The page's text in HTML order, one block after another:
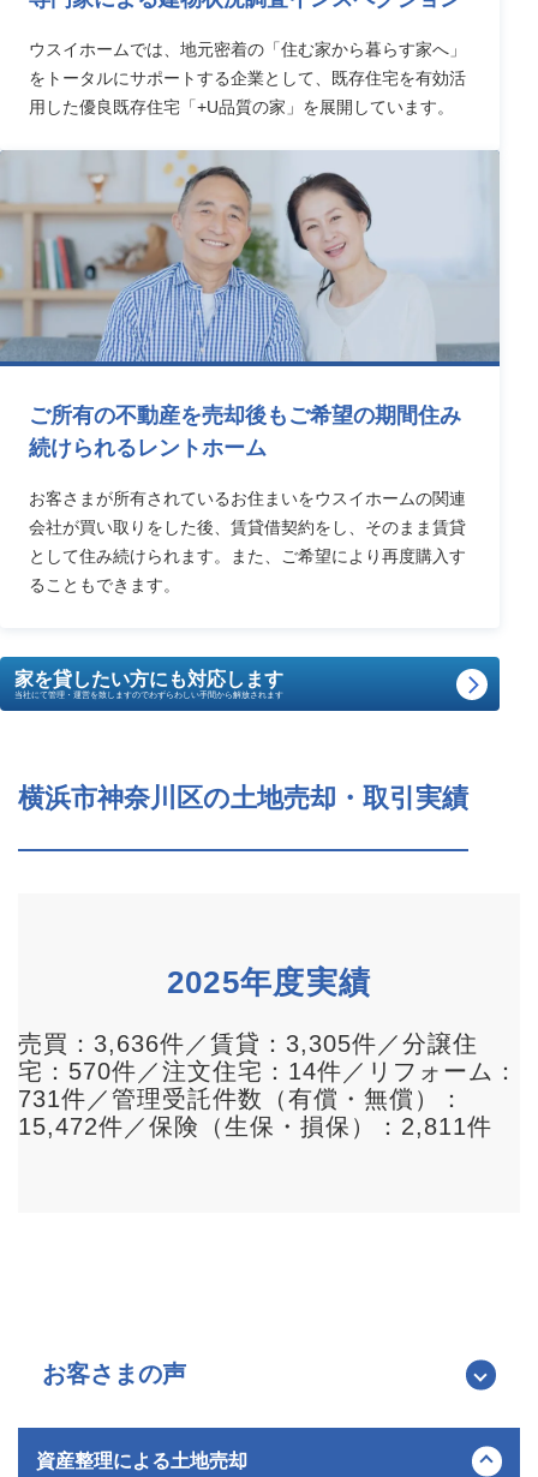
ウスイホームでは、地元密着の「住む家から暮らす家へ」
をトータルにサポートする企業として、既存住宅を有効活
用した優良既存住宅「+U品質の家」を展開しています。
ご所有の不動産を売却後もご希望の期間住み
続けられるレントホーム
お客さまが所有されているお住まいをウスイホームの関連
会社が買い取りをした後、賃貸借契約をし、そのまま賃貸
として住み続けられます。また、ご希望により再度購入す
ることもできます。
家を貸したい方にも対応します
当社にて管理・運営を致しますのでわずらわしい手間から解放されます
横浜市神奈川区の土地売却・取引実績
2025年度実績
売買：3,636件／賃貸：3,305件／分譲住
宅：570件／注文住宅：14件／リフォーム：
731件／管理受託件数（有償・無償）：
15,472件／保険（生保・損保）：2,811件
お客さまの声
資産整理による土地売却